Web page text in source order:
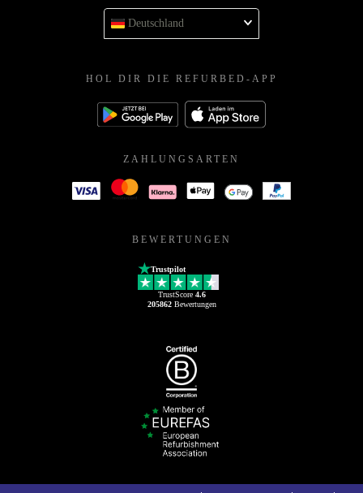
Deutschland
HOL DIR DIE REFURBED-APP
ZAHLUNGSARTEN
BEWERTUNGEN
Trustpilot
TrustScore 4.6
205862Bewertungen